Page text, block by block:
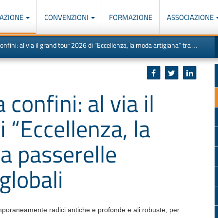
CONVENZIONI FORMAZIONE ASSOCIAZIONE
il grand tour 2026 di “Eccellenza, la moda artigiana” tra passerelle storiche e capitali globali
confini: al via il
la
passerelle
radici antiche e profonde e ali robuste, per